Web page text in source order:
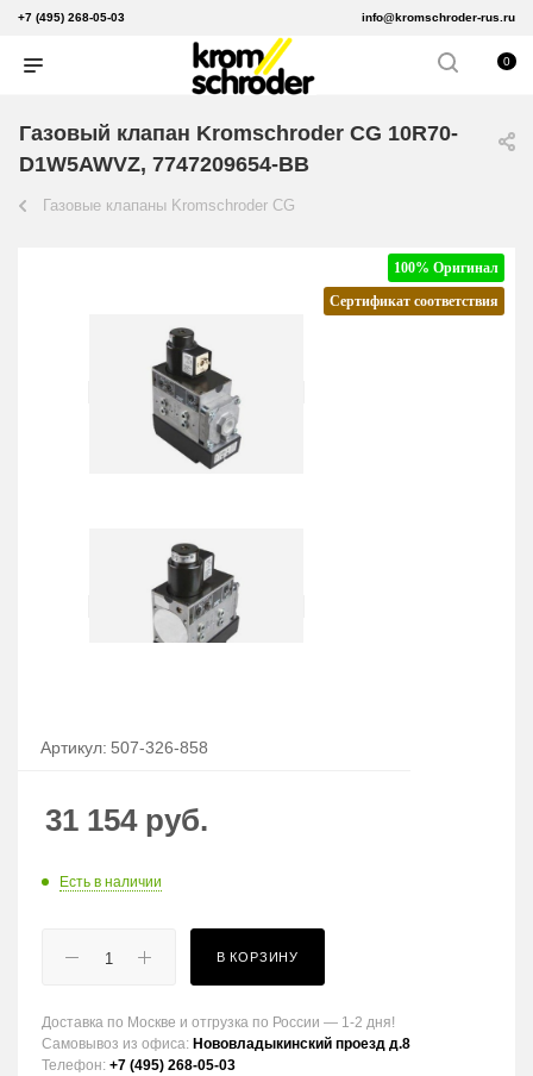
+7 (495) 268-05-03 info@kromschroder-rus.ru
0
Газовый клапан Kromschroder CG 10R70-
D1W5AWVZ, 7747209654-BB
Газовые клапаны Kromschroder CG
100% Оригинал
Сертификат соответствия
Артикул: 507-326-858
31 154руб.
Есть в наличии
В КОРЗИНУ
Доставка по Москве и отгрузка по России — 1-2 дня!
Самовывоз из офиса: Нововладыкинский проезд д.8
Телефон: +7 (495) 268-05-03